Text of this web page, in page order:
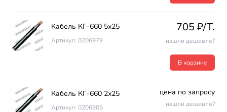
Кабель КГ-660 5х25
Артикул: 0206979
705 ₽/T.
нашли дешевле?
В корзину
Кабель КГ-660 2х25
Артикул: 0206905
цена по запросу
нашли дешевле?